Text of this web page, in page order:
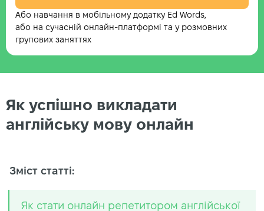
Або навчання в мобільному додатку Ed Words,
або на сучасній онлайн-платформі та у розмовних
групових заняттях
Як успішно викладати
англійську мову онлайн
Зміст статті:
Як стати онлайн репетитором англійської